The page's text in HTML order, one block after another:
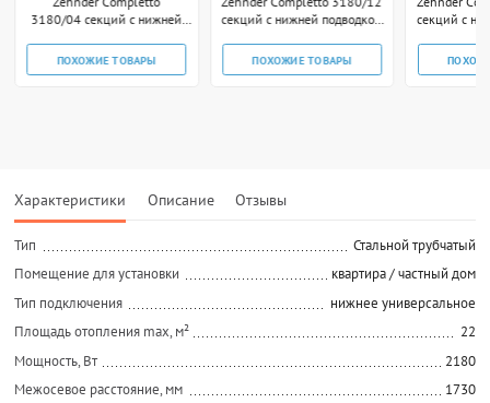
3180/04 секций с нижней
technoline
ПОХОЖИЕ ТОВАРЫ
секций с нижней подводкой
ПОХОЖИЕ ТОВАРЫ
секций с
Характеристики Описание Отзывы
Тип
Стальной трубчатый
Помещение для установки
квартира / частный дом
Тип подключения
нижнее универсальное
Площадь отопления max, м²
22
Мощность, Вт
2180
Межосевое расстояние, мм
1730